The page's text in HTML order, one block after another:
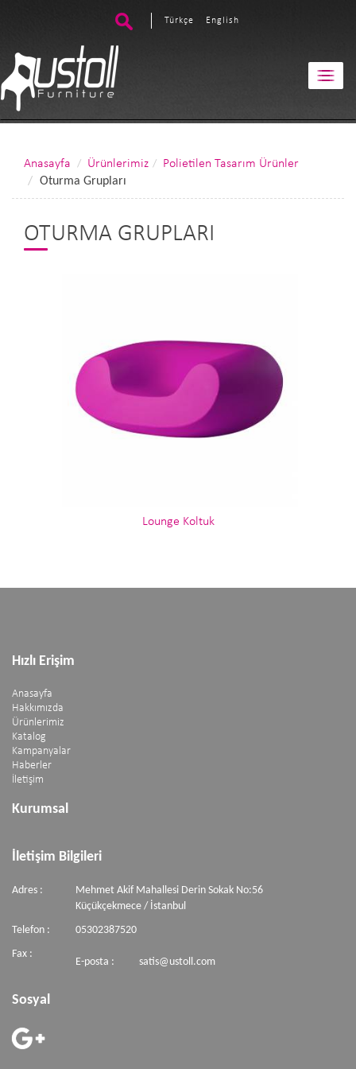
Türkçe English
Anasayfa Ürünlerimiz
Polietilen Tasarım Ürünler
Oturma Grupları
OTURMA GRUPLARI
Lounge Koltuk
Hızlı Erişim
Anasayfa
Hakkımızda
Ürünlerimiz
Katalog
Kampanyalar
Haberler
İletişim
Kurumsal
İletişim Bilgileri
Adres :
Mehmet Akif Mahallesi Derin Sokak No:56
Küçükçekmece / İstanbul
Telefon :
05302387520
Fax :
E-posta : satis@ustoll.com
Sosyal